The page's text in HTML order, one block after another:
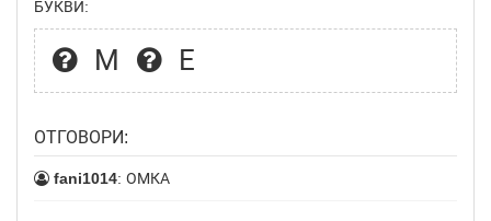
БУКВИ:
М Е
ОТГОВОРИ:
fani1014: ОМКА